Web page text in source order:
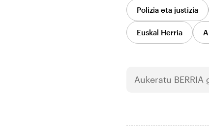
Polizia eta justizia
Euskal Herria
Aukeratu BERRIA